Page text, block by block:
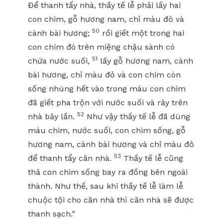
Để thanh tẩy nhà, thầy tế lễ phải lấy hai
con chim, gỗ hương nam, chỉ màu đỏ và
cành bài hương; 50 rồi giết một trong hai
con chim đó trên miệng chậu sành có
chứa nước suối, 51 lấy gỗ hương nam, cành
bài hương, chỉ màu đỏ và con chim còn
sống nhúng hết vào trong máu con chim
đã giết pha trộn với nước suối và rảy trên
nhà bảy lần. 52 Như vậy thầy tế lễ đã dùng
máu chim, nước suối, con chim sống, gỗ
hương nam, cành bài hương và chỉ màu đỏ
để thanh tẩy căn nhà. 53 Thầy tế lễ cũng
thả con chim sống bay ra đồng bên ngoài
thành. Như thế, sau khi thầy tế lễ làm lễ
chuộc tội cho căn nhà thì căn nhà sẽ được
thanh sạch.”